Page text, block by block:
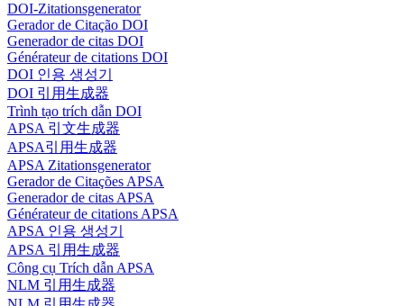
DOI-Zitationsgenerator
Gerador de Citação DOI
Generador de citas DOI
Générateur de citations DOI
DOI 인용 생성기
DOI 引用生成器
Trình tạo trích dẫn DOI
APSA 引文生成器
APSA引用生成器
APSA Zitationsgenerator
Gerador de Citações APSA
Generador de citas APSA
Générateur de citations APSA
APSA 인용 생성기
APSA 引用生成器
Công cụ Trích dẫn APSA
NLM 引用生成器